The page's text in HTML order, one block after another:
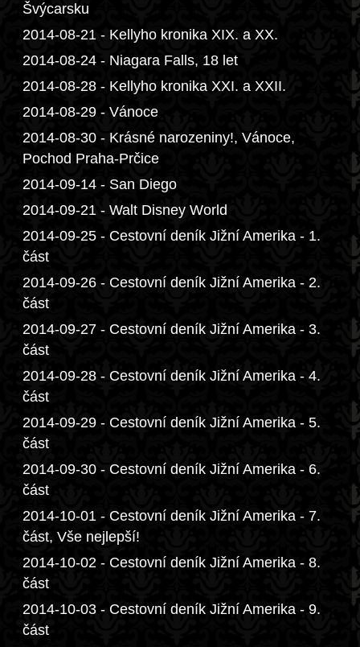
Švýcarsku
2014-08-21 - Kellyho kronika XIX. a XX.
2014-08-24 - Niagara Falls, 18 let
2014-08-28 - Kellyho kronika XXI. a XXII.
2014-08-29 - Vánoce
2014-08-30 - Krásné narozeniny!, Vánoce,
Pochod Praha-Prčice
2014-09-14 - San Diego
2014-09-21 - Walt Disney World
2014-09-25 - Cestovní deník Jižní Amerika - 1.
část
2014-09-26 - Cestovní deník Jižní Amerika - 2.
část
2014-09-27 - Cestovní deník Jižní Amerika - 3.
část
2014-09-28 - Cestovní deník Jižní Amerika - 4.
část
2014-09-29 - Cestovní deník Jižní Amerika - 5.
část
2014-09-30 - Cestovní deník Jižní Amerika - 6.
část
2014-10-01 - Cestovní deník Jižní Amerika - 7.
část, Vše nejlepší!
2014-10-02 - Cestovní deník Jižní Amerika - 8.
část
2014-10-03 - Cestovní deník Jižní Amerika - 9.
část